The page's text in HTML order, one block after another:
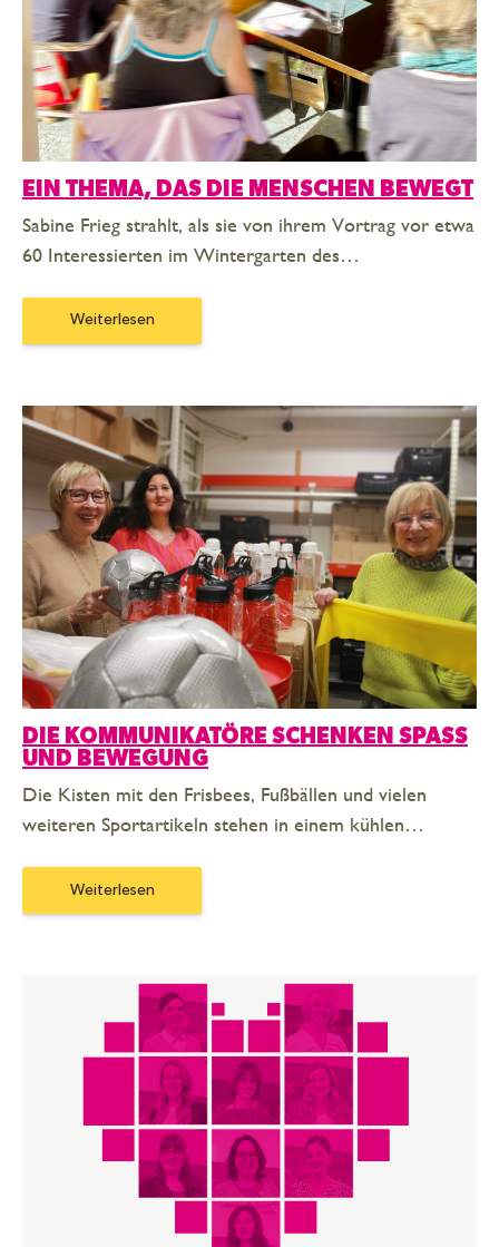
EIN THEMA, DAS DIE MENSCHEN BEWEGT
Sabine Frieg strahlt, als sie von ihrem Vortrag vor etwa
60 Interessierten im Wintergarten des…
Weiterlesen
DIE KOMMUNIKATÖRE SCHENKEN SPASS U
ND BEWEGUNG
Die Kisten mit den Frisbees, Fußbällen und vielen
weiteren Sportartikeln stehen in einem kühlen…
Weiterlesen